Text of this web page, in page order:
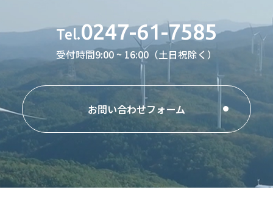
Tel.0247-61-7585
受付時間9:00 ~ 16:00（土日祝除く）
お問い合わせフォーム